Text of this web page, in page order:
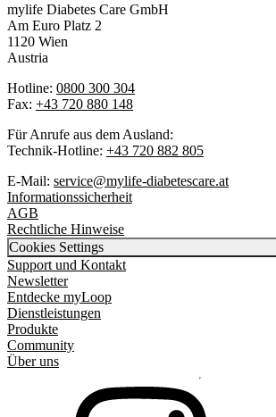
mylife Diabetes Care GmbH
Am Euro Platz 2
1120 Wien
Austria
Hotline: 0800 300 304
Fax: +43 720 880 148
Für Anrufe aus dem Ausland:
Technik-Hotline: +43 720 882 805
E-Mail: service@mylife-diabetescare.at
Informationssicherheit
AGB
Rechtliche Hinweise
Cookies Settings
Support und Kontakt
Newsletter
Entdecke myLoop
Dienstleistungen
Produkte
Community
Über uns